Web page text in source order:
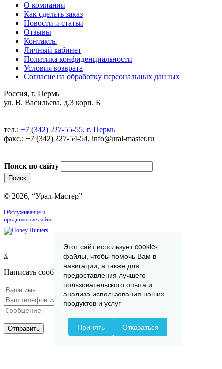
О компании
Как сделать заказ
Новости и статьи
Отзывы
Контакты
Личный кабинет
Политика конфиденциальности
Условия возврата
Согласие на обработку персональных данных
Россия, г. Пермь
ул. В. Васильева, д.3 корп. Б
тел.: +7 (342) 227-55-55, г. Пермь
факс.: +7 (342) 227-54-54, info@ural-master.ru
Поиск по сайту
© 2026, “Урал-Мастер”
Обслуживание и
продвижение сайта
x
Написать сообщение
Отправить
Этот сайт использует cookie-
файлы, чтобы помочь Вам в
навигации, а также для
предоставления лучшего
пользовательского опыта и
анализа использования наших
продуктов и услуг
Принять Отказаться